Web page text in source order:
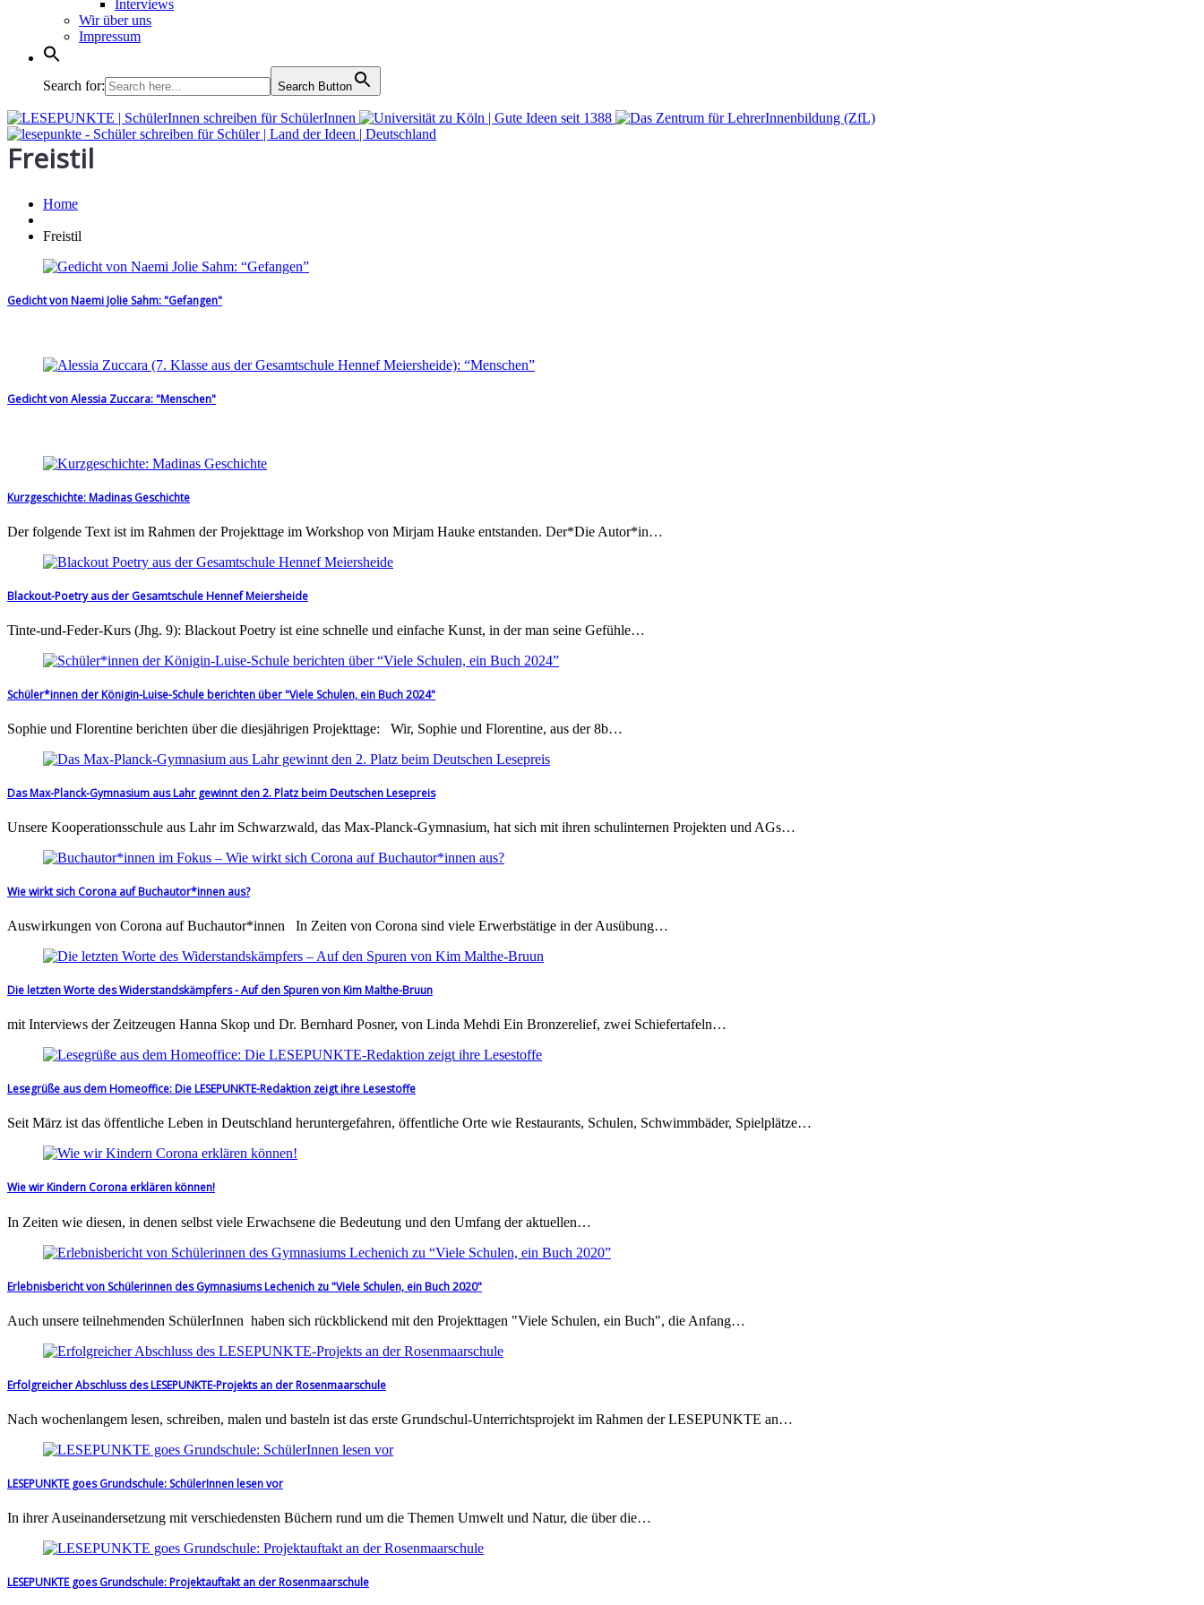
Interviews
Wir über uns
Impressum
Search for: Search Button
Freistil
Home
Freistil
Gedicht von Naemi Jolie Sahm: "Gefangen"
Gedicht von Alessia Zuccara: "Menschen"
Kurzgeschichte: Madinas Geschichte
Der folgende Text ist im Rahmen der Projekttage im Workshop von Mirjam Hauke entstanden. Der*Die Autor*in…
Blackout-Poetry aus der Gesamtschule Hennef Meiersheide
Tinte-und-Feder-Kurs (Jhg. 9): Blackout Poetry ist eine schnelle und einfache Kunst, in der man seine Gefühle…
Schüler*innen der Königin-Luise-Schule berichten über "Viele Schulen, ein Buch 2024"
Sophie und Florentine berichten über die diesjährigen Projekttage: Wir, Sophie und Florentine, aus der 8b…
Das Max-Planck-Gymnasium aus Lahr gewinnt den 2. Platz beim Deutschen Lesepreis
Unsere Kooperationsschule aus Lahr im Schwarzwald, das Max-Planck-Gymnasium, hat sich mit ihren schulinternen Projekten und AGs…
Wie wirkt sich Corona auf Buchautor*innen aus?
Auswirkungen von Corona auf Buchautor*innen In Zeiten von Corona sind viele Erwerbstätige in der Ausübung…
Die letzten Worte des Widerstandskämpfers - Auf den Spuren von Kim Malthe-Bruun
mit Interviews der Zeitzeugen Hanna Skop und Dr. Bernhard Posner, von Linda Mehdi Ein Bronzerelief, zwei Schiefertafeln…
Lesegrüße aus dem Homeoffice: Die LESEPUNKTE-Redaktion zeigt ihre Lesestoffe
Seit März ist das öffentliche Leben in Deutschland heruntergefahren, öffentliche Orte wie Restaurants, Schulen, Schwimmbäder, Spielplätze…
Wie wir Kindern Corona erklären können!
In Zeiten wie diesen, in denen selbst viele Erwachsene die Bedeutung und den Umfang der aktuellen…
Erlebnisbericht von Schülerinnen des Gymnasiums Lechenich zu "Viele Schulen, ein Buch 2020"
Auch unsere teilnehmenden SchülerInnen haben sich rückblickend mit den Projekttagen "Viele Schulen, ein Buch", die Anfang…
Erfolgreicher Abschluss des LESEPUNKTE-Projekts an der Rosenmaarschule
Nach wochenlangem lesen, schreiben, malen und basteln ist das erste Grundschul-Unterrichtsprojekt im Rahmen der LESEPUNKTE an…
LESEPUNKTE goes Grundschule: SchülerInnen lesen vor
In ihrer Auseinandersetzung mit verschiedensten Büchern rund um die Themen Umwelt und Natur, die über die…
LESEPUNKTE goes Grundschule: Projektauftakt an der Rosenmaarschule